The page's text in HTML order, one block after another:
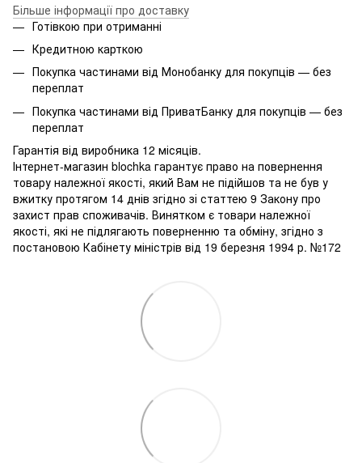
Більше інформації про доставку
Готівкою при отриманні
Кредитною карткою
Покупка частинами від Монобанку для покупців — без
переплат
Покупка частинами від ПриватБанку для покупців — без
переплат
Гарантія від виробника 12 місяців.
Інтернет-магазин blochka гарантує право на повернення
товару належної якості, який Вам не підійшов та не був у
вжитку протягом 14 днів згідно зі статтею 9 Закону про
захист прав споживачів. Винятком є ​​товари належної
якості, які не підлягають поверненню та обміну, згідно з
постановою Кабінету міністрів від 19 березня 1994 р. №172